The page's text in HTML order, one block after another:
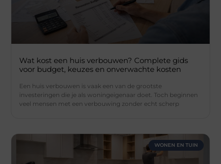
Wat kost een huis verbouwen? Complete gids
voor budget, keuzes en onverwachte kosten
Een huis verbouwen is vaak een van de grootste
investeringen die je als woningeigenaar doet. Toch beginnen
veel mensen met een verbouwing zonder echt scherp
WONEN EN TUIN